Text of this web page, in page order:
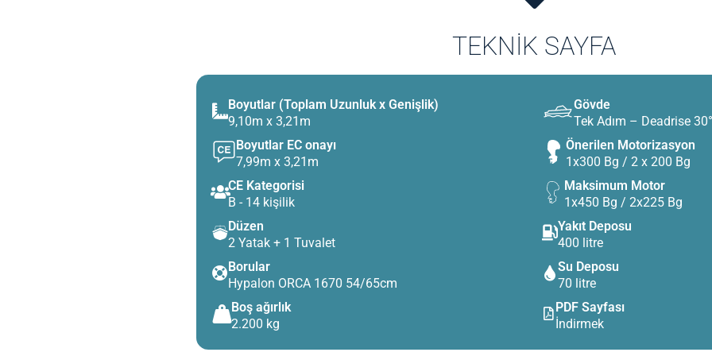
TEKNIK SAYFA
Boyutlar (Toplam Uzunluk x Genişlik)
9,10m x 3,21m
Boyutlar EC onayı
7,99m x 3,21m
CE Kategorisi
B - 14 kişilik
Düzen
2 Yatak + 1 Tuvalet
Borular
Hypalon ORCA 1670 54/65cm
Boş ağırlık
2.200 kg
Gövde
Tek Adım – Deadrise 30°
Önerilen Motorizasyon
1x300 Bg / 2 x 200 Bg
Maksimum Motor
1x450 Bg / 2x225 Bg
Yakıt Deposu
400 litre
Su Deposu
70 litre
PDF Sayfası
İndirmek